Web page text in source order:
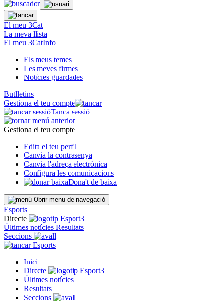
El meu 3Cat
La meva llista
El meu 3CatInfo
Els meus temes
Les meves firmes
Notícies guardades
Butlletins
Gestiona el teu compte
Tanca sessió
Gestiona el teu compte
Edita el teu perfil
Canvia la contrasenya
Canvia l'adreça electrònica
Configura les comunicacions
Dona't de baixa
Obrir menu de navegació
Esports
Directe
Últimes notícies Resultats
Seccions
Esports
Inici
Directe
Últimes notícies
Resultats
Seccions